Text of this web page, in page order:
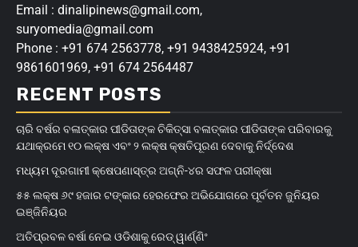
Email : dinalipinews@gmail.com,
suryomedia@gmail.com
Phone : +91 674 2563778, +91 9438425924, +91
9861601969, +91 674 2564487
RECENT POSTS
ଚାରି ବର୍ଷର ବଳାତ୍କାର ପୀଡିତାଙ୍କ ଚିକିତ୍ସା ବଳାତ୍କାର ପୀଡିତାଙ୍କ ପରିବାରକୁ
ଯଥାକ୍ରମେ ୧୦ ଲକ୍ଷ ଏବଂ ୨ ଲକ୍ଷ କ୍ଷତିପୂରଣ ଦେବାକୁ ନିର୍ଦ୍ଦେଶ
ମଧ୍ୟମ ଦୂରଗାମୀ କ୍ଷେପଣାସ୍ତ୍ର ଅଗ୍ନି-୪ର ସଫଳ ପରୀକ୍ଷା
୫୫ ଲକ୍ଷ ୬୯ ହଜାର ଟଙ୍କାର ହେରଫେର ଅଭିଯୋଗରେ ପୂର୍ବତନ ଜୁନିୟର
ଇଞ୍ଜିନିୟର
ଅତିପ୍ରବଳ ବର୍ଷା ନେଇ ଓଡିଶାକୁ ରେଡ୍ ୱାର୍ଣ୍ଣିଂ